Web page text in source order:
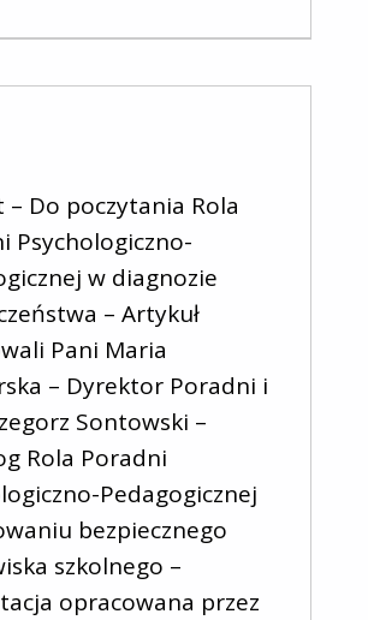
– Do poczytania Rola
Psychologiczno-
w diagnozie
– Artykuł
Pani Maria
– Dyrektor Poradni i
Sontowski –
Rola Poradni
Pedagogicznej
bezpiecznego
szkolnego –
opracowana przez